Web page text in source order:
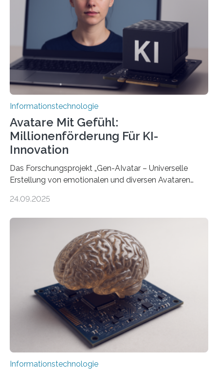
Informationstechnologie
Avatare Mit Gefühl:
Millionenförderung Für KI-
Innovation
Das Forschungsprojekt „Gen-AIvatar – Universelle
Erstellung von emotionalen und diversen Avataren
Förderung in Höhe von rund 2 Millionen Euro. Dabei
der MindPort GmbH eine neuartige, KI-gestützte
Lösung zur Erzeugung von Emotionen für realistische
Avatare. Gen-AIvatar entwickelt innovative und
kosteneffiziente Methoden, um lebensechte Avatare zu
erstellen. „Besonders wichtig ist uns eine ganzheitliche
Animation, bei der Stimme, Körperbewegung, Gestik
und Mimik im Einklang sind…
24.09.2025
Informationstechnologie